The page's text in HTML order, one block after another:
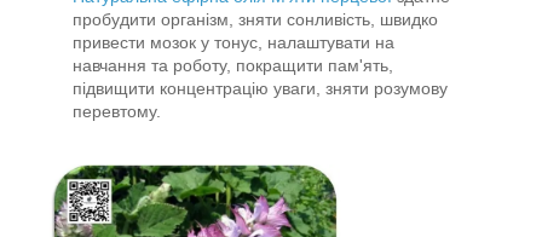
пробудити організм, зняти сонливість, швидко
привести мозок у тонус, налаштувати на
навчання та роботу, покращити пам'ять,
підвищити концентрацію уваги, зняти розумову
перевтому.